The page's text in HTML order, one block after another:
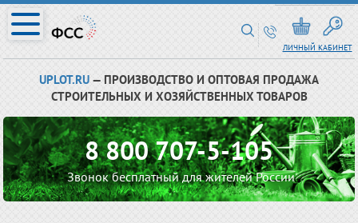
ЛИЧНЫЙ КАБИНЕТ
UPLOT.RU — ПРОИЗВОДСТВО И ОПТОВАЯ ПРОДАЖА
СТРОИТЕЛЬНЫХ И ХОЗЯЙСТВЕННЫХ ТОВАРОВ
8 800 707-5-105
Звонок бесплатный для жителей России